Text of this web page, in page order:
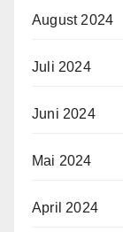
August 2024
Juli 2024
Juni 2024
Mai 2024
April 2024